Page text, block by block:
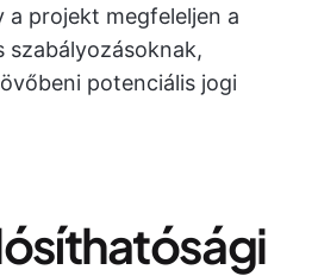
a projekt megfeleljen a
szabályozásoknak,
potenciális jogi